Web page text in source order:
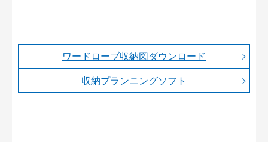
ワードローブ収納図ダウンロード
収納プランニングソフト